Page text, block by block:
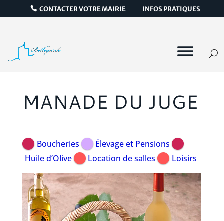
CONTACTER VOTRE MAIRIE INFOS PRATIQUES
MANADE DU JUGE
Boucheries
Élevage et Pensions
Huile d’Olive
Location de salles Loisirs